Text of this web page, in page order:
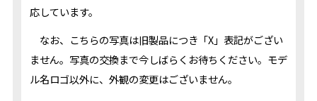
応しています。
なお、こちらの写真は旧製品につき「X」表記がござい
ません。写真の交換まで今しばらくお待ちください。モデ
ル名ロゴ以外に、外観の変更はございません。